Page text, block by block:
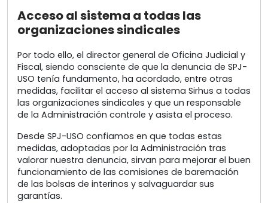
Acceso al sistema a todas las
organizaciones sindicales
Por todo ello, el director general de Oficina Judicial y
Fiscal, siendo consciente de que la denuncia de SPJ-
USO tenía fundamento, ha acordado, entre otras
medidas, facilitar el acceso al sistema Sirhus a todas
las organizaciones sindicales y que un responsable
de la Administración controle y asista el proceso.
Desde SPJ-USO confiamos en que todas estas
medidas, adoptadas por la Administración tras
valorar nuestra denuncia, sirvan para mejorar el buen
funcionamiento de las comisiones de baremación
de las bolsas de interinos y salvaguardar sus
garantías.